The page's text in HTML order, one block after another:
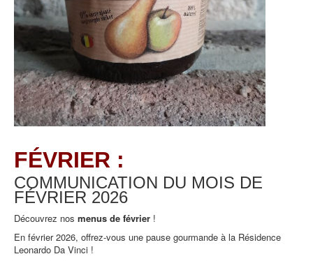
FÉVRIER :
COMMUNICATION DU MOIS DE
FÉVRIER 2026
Découvrez nos menus de février !
En février 2026, offrez-vous une pause gourmande à la Résidence
Leonardo Da Vinci !